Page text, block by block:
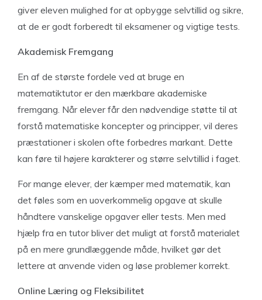
giver eleven mulighed for at opbygge selvtillid og sikre,
at de er godt forberedt til eksamener og vigtige tests.
Akademisk Fremgang
En af de største fordele ved at bruge en
matematiktutor er den mærkbare akademiske
fremgang. Når elever får den nødvendige støtte til at
forstå matematiske koncepter og principper, vil deres
præstationer i skolen ofte forbedres markant. Dette
kan føre til højere karakterer og større selvtillid i faget.
For mange elever, der kæmper med matematik, kan
det føles som en uoverkommelig opgave at skulle
håndtere vanskelige opgaver eller tests. Men med
hjælp fra en tutor bliver det muligt at forstå materialet
på en mere grundlæggende måde, hvilket gør det
lettere at anvende viden og løse problemer korrekt.
Online Læring og Fleksibilitet